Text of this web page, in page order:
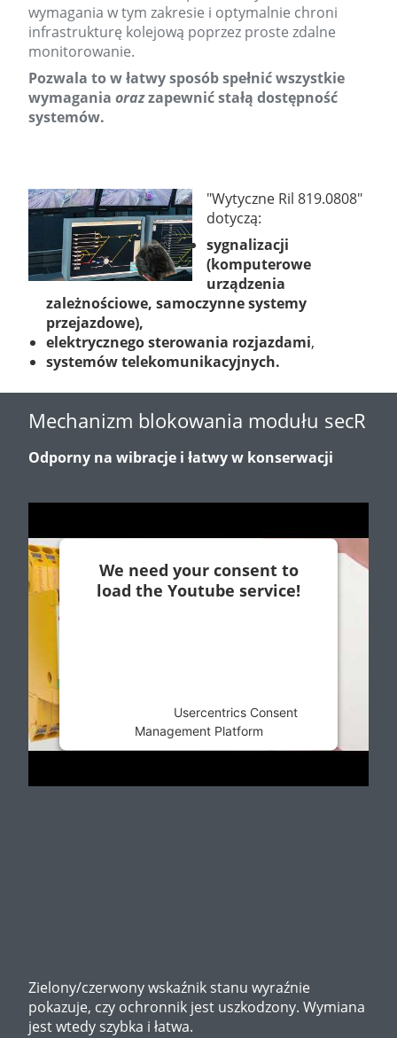
wymagania w tym zakresie i optymalnie chroni
infrastrukturę kolejową poprzez proste zdalne
monitorowanie.
Pozwala to w łatwy sposób spełnić wszystkie
wymagania orazzapewnić stałą dostępność
systemów.
"Wytyczne Ril 819.0808"
dotyczą:
sygnalizacji
(komputerowe
urządzenia
zależnościowe, samoczynne systemy
przejazdowe),
elektrycznego sterowania rozjazdami,
systemów telekomunikacyjnych.
Mechanizm blokowania modułu secR
Odporny na wibracje i łatwy w konserwacji
We need your consent to
load the Youtube service!
Usercentrics Consent
Management Platform
Zielony/czerwony wskaźnik stanu wyraźnie
pokazuje, czy ochronnik jest uszkodzony. Wymiana
jest wtedy szybka i łatwa.